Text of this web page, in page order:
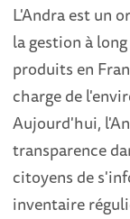
L'Andra est un
la gestion à
produits en
charge de
Aujourd'hui,
transparence
citoyens de
inventaire